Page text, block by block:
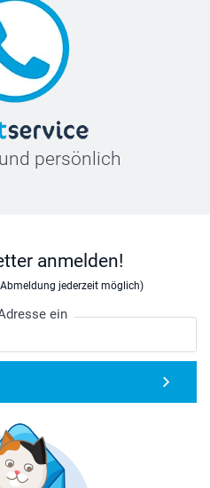
persönlich
anmelden!
jederzeit möglich)
ein